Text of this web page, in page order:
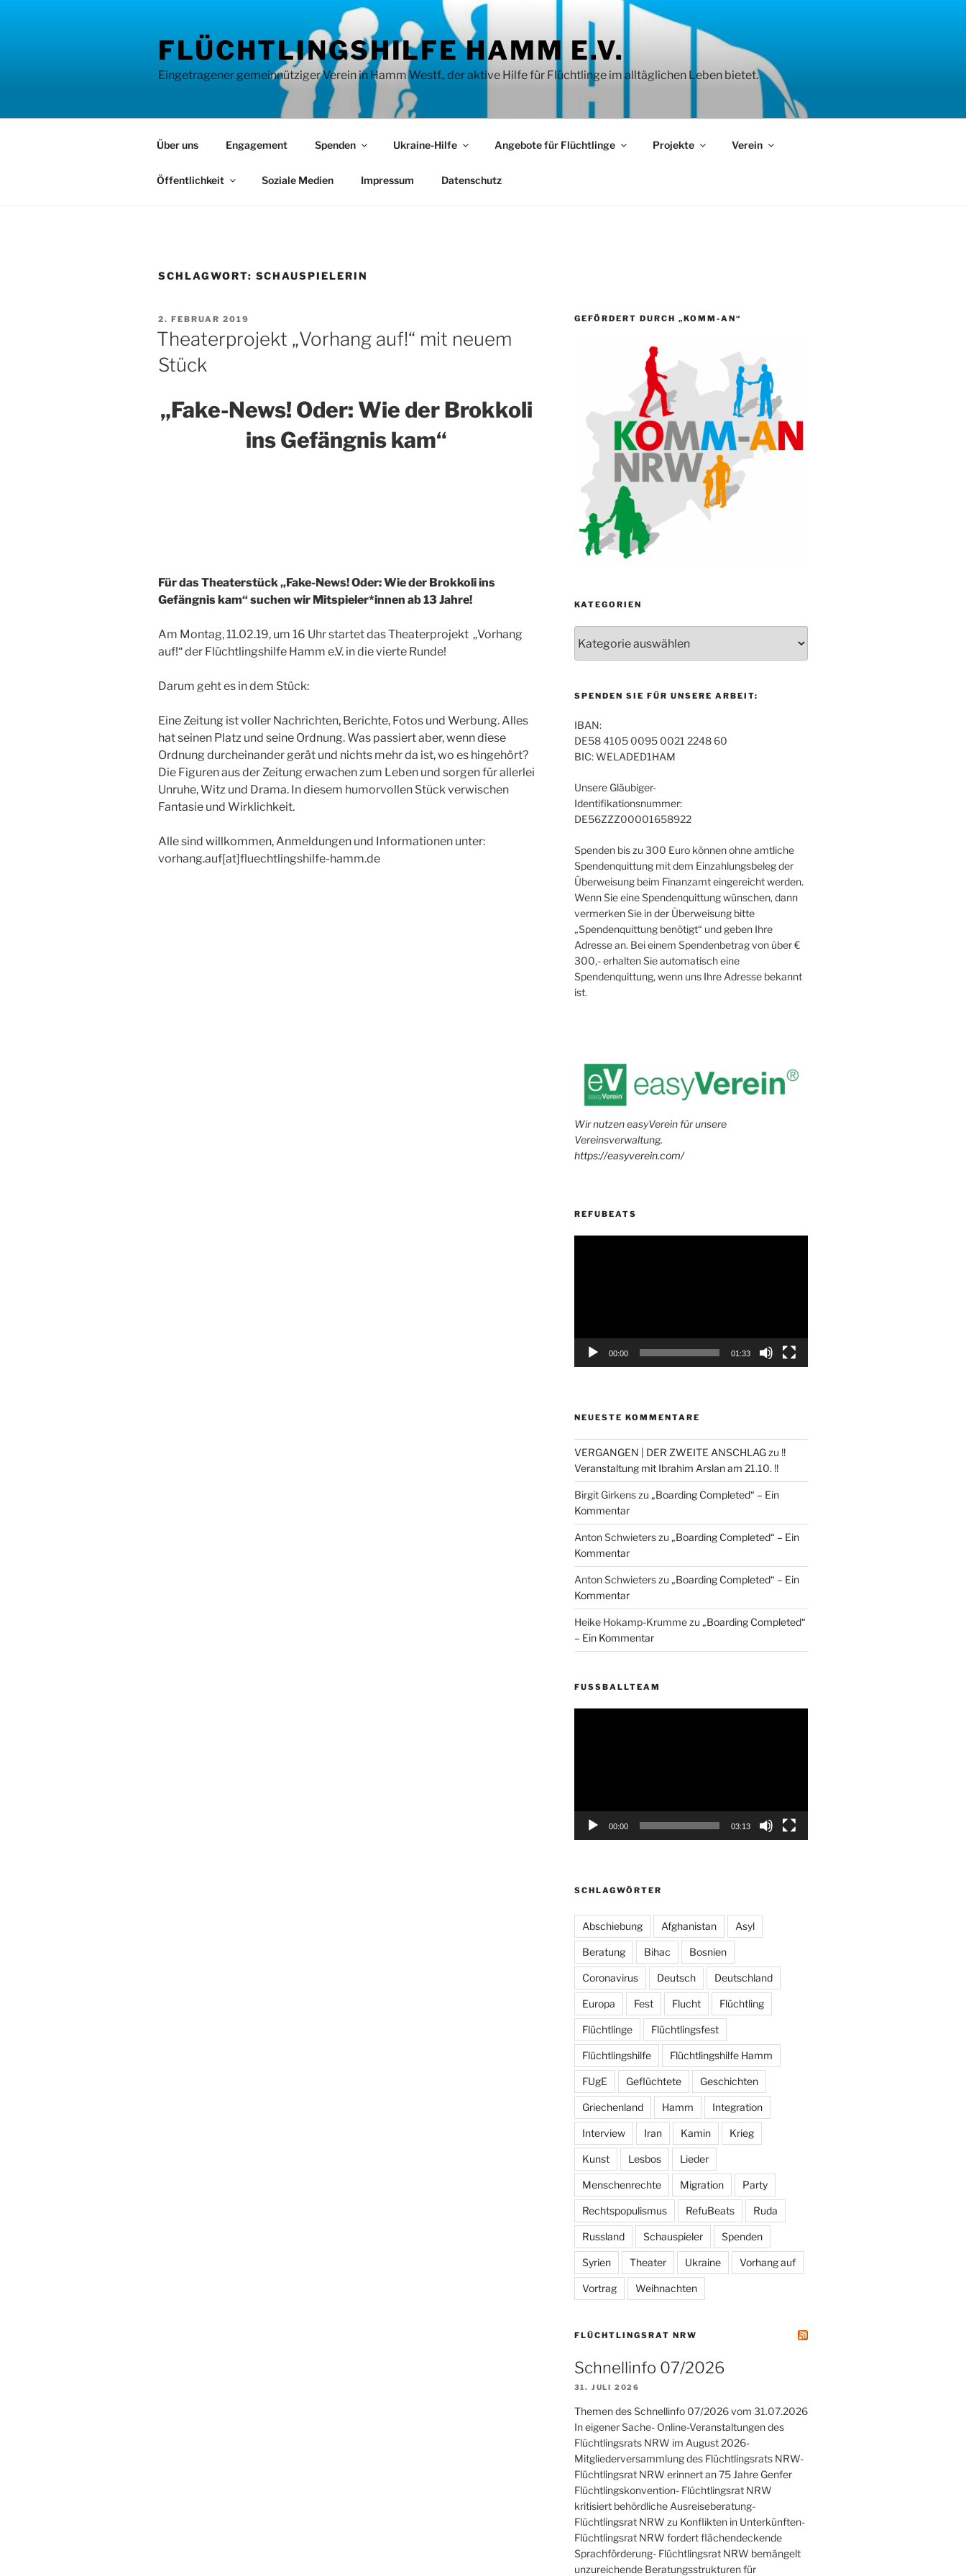
FLÜCHTLINGSHILFE HAMM E.V.
Eingetragener gemeinnütziger Verein in Hamm Westf., der aktive Hilfe für Flüchtlinge im alltäglichen Leben bietet.
Über uns Engagement Spenden Ukraine-Hilfe Angebote für Flüchtlinge Projekte Verein
Öffentlichkeit Soziale Medien Impressum Datenschutz
SCHLAGWORT: SCHAUSPIELERIN
VERÖFFENTLICHT
AM
2. FEBRUAR 2019
Theaterprojekt „Vorhang auf!“ mit neuem
Stück
„Fake-News! Oder: Wie der Brokkoli
insGefängnis kam“
Für das Theaterstück „Fake-News! Oder: Wie der Brokkoli ins
Gefängnis kam“ suchen wir Mitspieler*innen ab 13 Jahre!
Am Montag, 11.02.19, um 16 Uhr startet das Theaterprojekt „Vorhang
auf!“ der Flüchtlingshilfe Hamm e.V. in die vierte Runde!
Darum geht es in dem Stück:
Eine Zeitung ist voller Nachrichten, Berichte, Fotos und Werbung. Alles
hat seinen Platz und seine Ordnung. Was passiert aber, wenn diese
Ordnung durcheinander gerät und nichts mehr da ist, wo es hingehört?
Die Figuren aus der Zeitung erwachen zum Leben und sorgen für allerlei
Unruhe, Witz und Drama. In diesem humorvollen Stück verwischen
Fantasie und Wirklichkeit.
Alle sind willkommen, Anmeldungen und Informationen unter:
vorhang.auf[at]fluechtlingshilfe-hamm.de
GEFÖRDERT DURCH „KOMM-AN“
KATEGORIEN
SPENDEN SIE FÜR UNSERE ARBEIT:
IBAN:
DE58 4105 0095 0021 2248 60
BIC: WELADED1HAM
Unsere Gläubiger-
Identifikationsnummer:
DE56ZZZ00001658922
Spenden bis zu 300 Euro können ohne amtliche
Spendenquittung mit dem Einzahlungsbeleg der
Überweisung beim Finanzamt eingereicht werden.
Wenn Sie eine Spendenquittung wünschen, dann
vermerken Sie in der Überweisung bitte
„Spendenquittung benötigt“ und geben Ihre
Adresse an. Bei einem Spendenbetrag von über €
300,- erhalten Sie automatisch eine
Spendenquittung, wenn uns Ihre Adresse bekannt
ist.
Wir nutzen easyVerein für unsere
Vereinsverwaltung.
https://easyverein.com/
REFUBEATS
00:00 01:33
NEUESTE KOMMENTARE
VERGANGEN | DER ZWEITE ANSCHLAGzu !!
Veranstaltung mit Ibrahim Arslan am 21.10. !!
Birgit Girkenszu „Boarding Completed“ – Ein
Kommentar
Anton Schwieterszu „Boarding Completed“ – Ein
Kommentar
Anton Schwieterszu „Boarding Completed“ – Ein
Kommentar
Heike Hokamp-Krummezu „Boarding Completed“
– Ein Kommentar
FUSSBALLTEAM
00:00 03:13
SCHLAGWÖRTER
Abschiebung Afghanistan Asyl
Beratung Bihac Bosnien
Coronavirus Deutsch Deutschland
Europa Fest Flucht Flüchtling
Flüchtlinge Flüchtlingsfest
Flüchtlingshilfe Flüchtlingshilfe Hamm
FUgE Geflüchtete Geschichten
Griechenland Hamm Integration
Interview Iran Kamin Krieg
Kunst Lesbos Lieder
Menschenrechte Migration Party
Rechtspopulismus RefuBeats Ruda
Russland Schauspieler Spenden
Syrien Theater Ukraine Vorhang auf
Vortrag Weihnachten
FLÜCHTLINGSRAT NRW
Schnellinfo 07/2026
31. JULI 2026
Themen des Schnellinfo 07/2026 vom 31.07.2026
In eigener Sache- Online-Veranstaltungen des
Flüchtlingsrats NRW im August 2026-
Mitgliederversammlung des Flüchtlingsrats NRW-
Flüchtlingsrat NRW erinnert an 75 Jahre Genfer
Flüchtlingskonvention- Flüchtlingsrat NRW
kritisiert behördliche Ausreiseberatung-
Flüchtlingsrat NRW zu Konflikten in Unterkünften-
Flüchtlingsrat NRW fordert flächendeckende
Sprachförderung- Flüchtlingsrat NRW bemängelt
unzureichende Beratungsstrukturen für